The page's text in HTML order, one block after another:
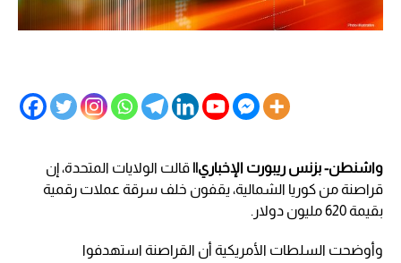
واشنطن- بزنس ريبورت الإخباري|| قالت الولايات المتحدة، إن
قراصنة من كوريا الشمالية، يقفون خلف سرقة عملات رقمية
بقيمة 620 مليون دولار.
وأوضحت السلطات الأمريكية أن القراصنة استهدفوا